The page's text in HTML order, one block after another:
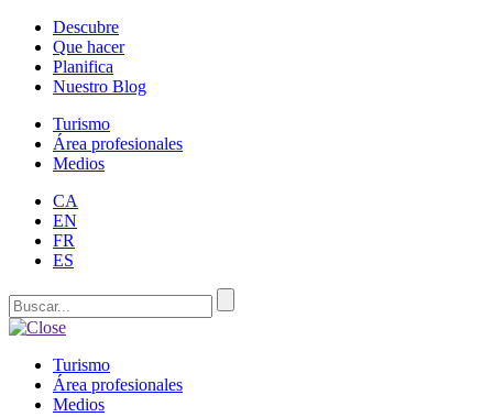
Descubre
Que hacer
Planifica
Nuestro Blog
Turismo
Área profesionales
Medios
CA
EN
FR
ES
Turismo
Área profesionales
Medios